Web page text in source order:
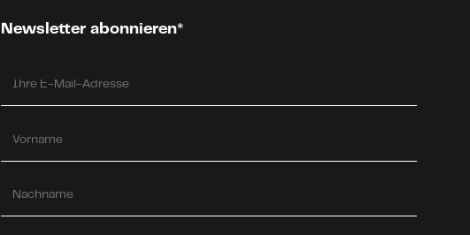
Newsletter abonnieren*